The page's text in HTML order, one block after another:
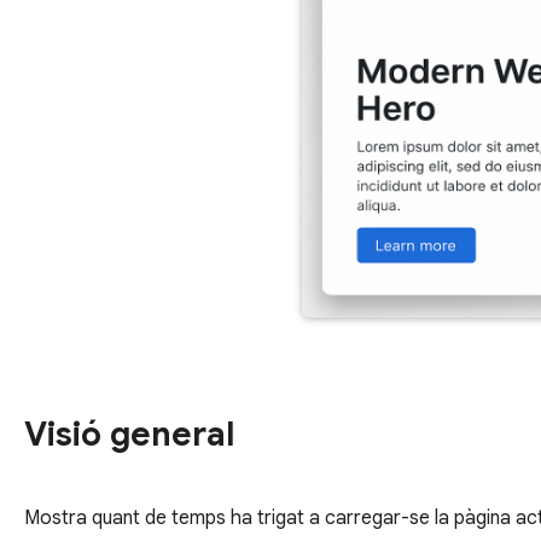
Visió general
Mostra quant de temps ha trigat a carregar-se la pàgina